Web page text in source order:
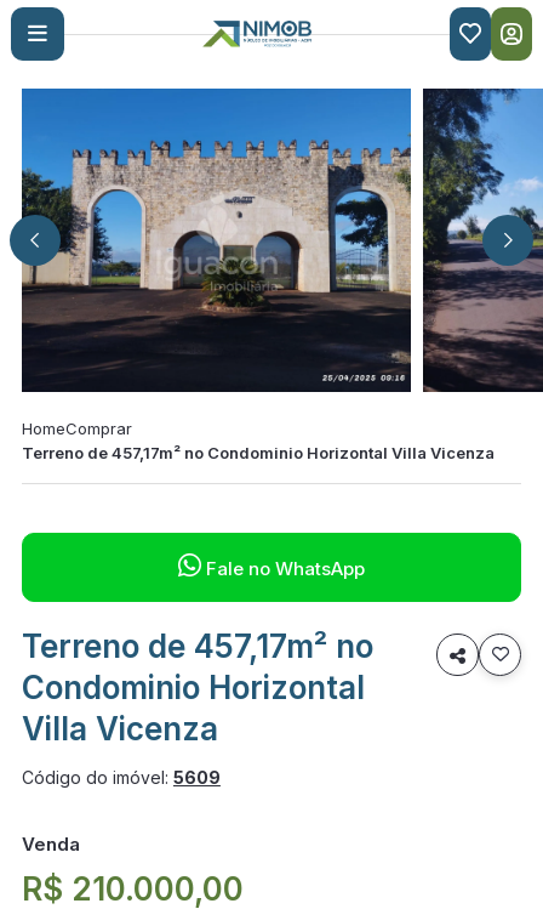

HomeComprar
Terreno de 457,17m² no Condominio Horizontal Villa Vicenza
 Fale no WhatsApp
Terreno de 457,17m² no
Condominio Horizontal
Villa Vicenza

Código do imóvel: 5609
Venda
R$ 210.000,00